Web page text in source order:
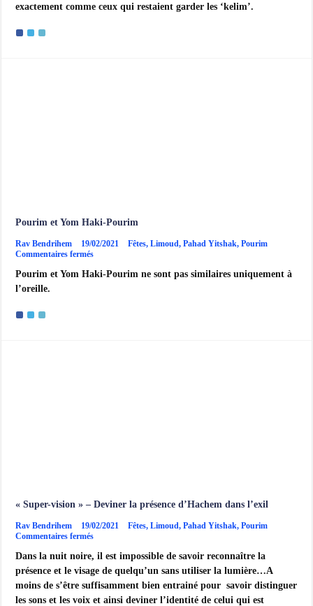
guerre
exactement comme ceux qui restaient garder les ‘kelim’.
Pourim et Yom Haki-Pourim
Rav Bendrihem 19/02/2021 Fêtes,Limoud,Pahad Yitshak,Pourim
Commentaires ferméssur
et
Pourim et Yom Haki-Pourim ne sont pas similaires uniquement à
l’oreille.
« Super-vision » – Deviner la présence d’Hachem dans l’exil
Rav Bendrihem 19/02/2021 Fêtes,Limoud,Pahad Yitshak,Pourim
Commentaires ferméssur
vision »
–
Deviner
la
présence
Dans la nuit noire, il est impossible de savoir reconnaître la
présence et le visage de quelqu’un sans utiliser la lumière…A
moins de s’être suffisamment bien entrainé pour savoir distinguer
les sons et les voix et ainsi deviner l’identité de celui qui est